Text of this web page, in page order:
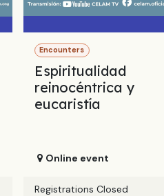
Encounters
Espiritualidad
reinocéntrica y
eucaristía
Online event
Registrations Closed